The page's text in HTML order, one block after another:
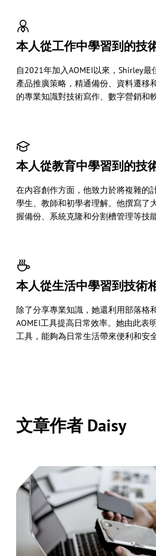
本人從工作中學習到的技
自2021年加入AOMEI以來，Shirley
產品推廣策略，精通備份、資料遷移
的專業知識對技術寫作、數字營銷和
本人從教育中學習到的技
在內容創作方面，他致力於將複雜的
學生、教師和初學者理解。他撰寫了
握備份、系統克隆和分割槽管理等技能
本人從生活中學習到技術
除了分享專業知識，她還利用部落格
AOMEI工具提高日常效率。她由此表
工具，能夠為日常生活帶來便利和安全
文章作者 Daisy